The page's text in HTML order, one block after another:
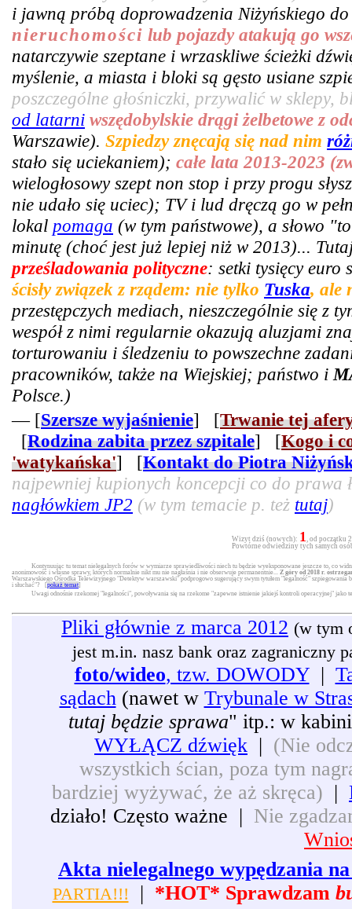
i jawną próbą doprowadzenia Niżyńskiego
nieruchomości lub pojazdy atakują go
natarczywie szeptane i wrzaskliwe ścieżki
myślenie, a miasta i bloki są gęsto usiane
poszczególne głośniczki, przywalić w sklepy,
od latarni wszędobylskie drągi żelbetowe z
Warszawie). Szpiedzy znęcają się nad nim
stało się uciekaniem); całe lata 2013-2023
wielogłosowy szept non stop i przy progu
nie udało się uciec); TV i lud dręczą go w
lokal pomaga (w tym państwowe), a słowo
minutę (choć jest już lepiej niż w 2013)...
prześladowania polityczne: setki tysięcy euro
ścisły związek z rządem: nie tylko Tuska, ale
przestępczych mediach, nieszczególnie się
wespół z nimi regularnie okazują aluzjami
torturowaniu i śledzeniu to powszechne
pracowników, także na Wiejskiej; państwo i
Polsce.)
— [Szersze wyjaśnienie] [Trwanie tej
[Rodzina zabita przez szpitale] [Kogo i
'watykańska'] [Kontakt do Piotra
najpewniej kupionych koncepcji co do
nagłówkiem JP2 (w tym temacie p. też tutaj)
Wizyt dziś (nowych): 1, od początku
Powtórne odwiedziny tych samych
Kontynuując tu temat nielegalnych forów w wymiarze sprawiedliwości niech tu będzie wyeksponowane jeszcze to, co
anonimowość i własne sprawy, których normalnie nikt mu nie nagłaśnia i nie obserwuje permanentnie... Z góry od 2018 r.
Warszawskiego Ośrodka Telewizyjnego "Detektyw warszawski" podprogowo sugerujący swym tytułem "legalność"
i słuchać"? [pokaż temat]
Uwagi odnośnie rzekomej "legalności", powoływania się na rzekome "zapewne istnienie jakiejś kontroli operacyjnej" jako
Pliki głównie z marca 2012 (w tym
jest m.in. nasz bank oraz zagraniczny
foto/wideo, tzw. DOWODY|
sądach(nawet w Trybunale w
tutaj będzie sprawa" itp.: w
WYŁĄCZ dźwięk | (Nie
wszystkich ścian, poza tym
bardziej wyżywać, że aż skręca) |
działo! Często ważne | Nie
Akta nielegalnego wypędzania
PARTIA!!! | *HOT* Sprawdzam